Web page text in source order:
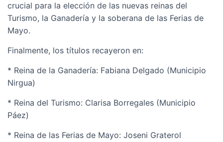
crucial para la elección de las nuevas reinas del
Turismo, la Ganadería y la soberana de las Ferias de
Mayo.
Finalmente, los títulos recayeron en:
* Reina de la Ganadería: Fabiana Delgado (Municipio
Nirgua)
* Reina del Turismo: Clarisa Borregales (Municipio
Páez)
* Reina de las Ferias de Mayo: Joseni Graterol